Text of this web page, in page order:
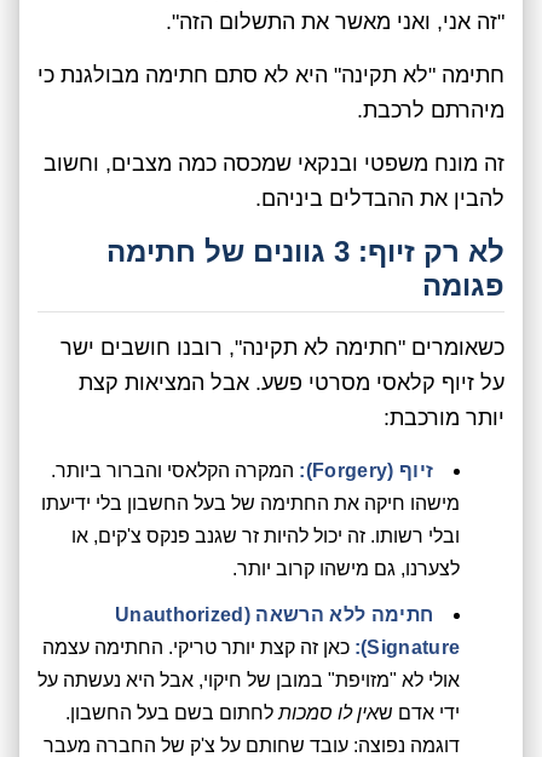
"זה אני, ואני מאשר את התשלום הזה".
חתימה "לא תקינה" היא לא סתם חתימה מבולגנת כי
מיהרתם לרכבת.
זה מונח משפטי ובנקאי שמכסה כמה מצבים, וחשוב
להבין את ההבדלים ביניהם.
לא רק זיוף: 3 גוונים של חתימה
פגומה
כשאומרים "חתימה לא תקינה", רובנו חושבים ישר
על זיוף קלאסי מסרטי פשע. אבל המציאות קצת
יותר מורכבת:
זיוף (Forgery):
המקרה הקלאסי והברור ביותר.
מישהו חיקה את החתימה של בעל החשבון בלי ידיעתו
ובלי רשותו. זה יכול להיות זר שגנב פנקס צ'קים, או
לצערנו, גם מישהו קרוב יותר.
חתימה ללא הרשאה (Unauthorized
Signature):
כאן זה קצת יותר טריקי. החתימה עצמה
אולי לא "מזויפת" במובן של חיקוי, אבל היא נעשתה על
ידי אדם שאין לו סמכותלחתום בשם בעל החשבון.
דוגמה נפוצה: עובד שחותם על צ'ק של החברה מעבר